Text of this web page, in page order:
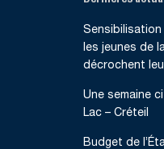
Sensibilisation
les jeunes de
décrochent
Une semaine
Lac – Créteil
Budget de